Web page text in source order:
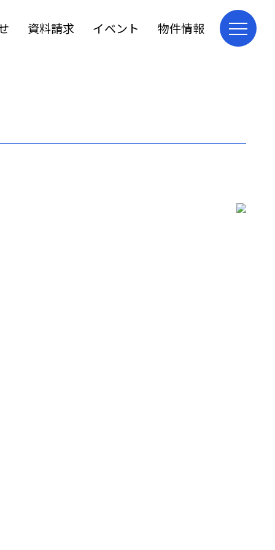
資料請求 イベント 物件情報